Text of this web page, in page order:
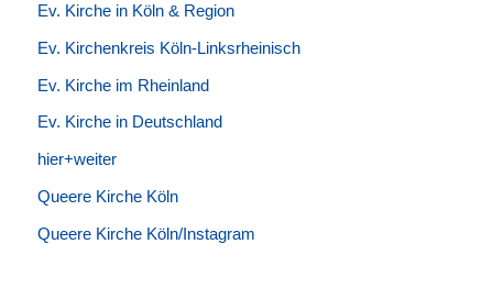
Ev. Kirche in Köln & Region
Ev. Kirchenkreis Köln-Linksrheinisch
Ev. Kirche im Rheinland
Ev. Kirche in Deutschland
hier+weiter
Queere Kirche Köln
Queere Kirche Köln/Instagram